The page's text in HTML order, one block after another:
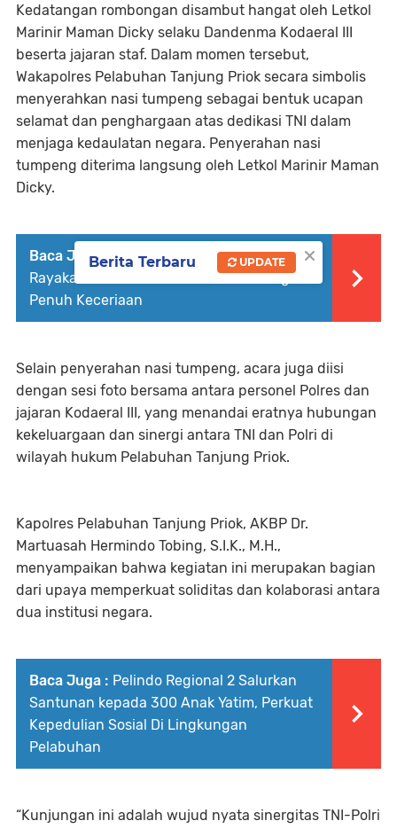
Kedatangan rombongan disambut hangat oleh Letkol
Marinir Maman Dicky selaku Dandenma Kodaeral III
beserta jajaran staf. Dalam momen tersebut,
Wakapolres Pelabuhan Tanjung Priok secara simbolis
menyerahkan nasi tumpeng sebagai bentuk ucapan
selamat dan penghargaan atas dedikasi TNI dalam
menjaga kedaulatan negara. Penyerahan nasi
tumpeng diterima langsung oleh Letkol Marinir Maman
Dicky.
Baca Juga : Seru Bermain Di Dufan,
Rayakan Hari Anak Nasional 2026 Dengan
Penuh Keceriaan
Selain penyerahan nasi tumpeng, acara juga diisi
dengan sesi foto bersama antara personel Polres dan
jajaran Kodaeral III, yang menandai eratnya hubungan
kekeluargaan dan sinergi antara TNI dan Polri di
wilayah hukum Pelabuhan Tanjung Priok.
Kapolres Pelabuhan Tanjung Priok, AKBP Dr.
Martuasah Hermindo Tobing, S.I.K., M.H.,
menyampaikan bahwa kegiatan ini merupakan bagian
dari upaya memperkuat soliditas dan kolaborasi antara
dua institusi negara.
Baca Juga : Pelindo Regional 2 Salurkan
Santunan kepada 300 Anak Yatim, Perkuat
Kepedulian Sosial Di Lingkungan
Pelabuhan
“Kunjungan ini adalah wujud nyata sinergitas TNI-Polri
×
Berita Terbaru UPDATE